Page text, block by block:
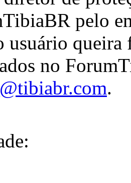
pelo
usuário queira
no
.